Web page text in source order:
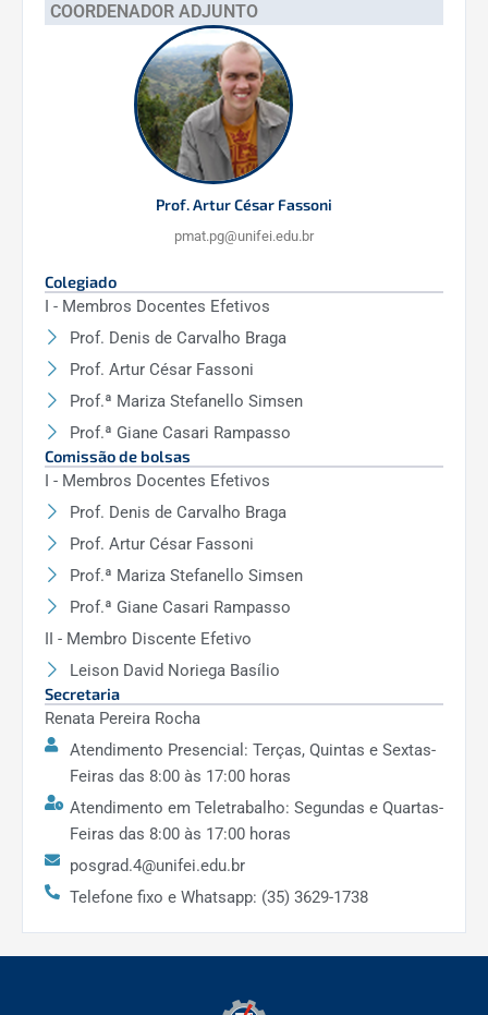
COORDENADOR ADJUNTO
Prof. Artur César Fassoni
pmat.pg@unifei.edu.br
Colegiado
I - Membros Docentes Efetivos
Prof. Denis de Carvalho Braga
Prof. Artur César Fassoni
Prof.ª Mariza Stefanello Simsen
Prof.ª Giane Casari Rampasso
Comissão de bolsas
I - Membros Docentes Efetivos
Prof. Denis de Carvalho Braga
Prof. Artur César Fassoni
Prof.ª Mariza Stefanello Simsen
Prof.ª Giane Casari Rampasso
II - Membro Discente Efetivo
Leison David Noriega Basílio
Secretaria
Renata Pereira Rocha
Atendimento Presencial: Terças, Quintas e Sextas-
Feiras das 8:00 às 17:00 horas
Atendimento em Teletrabalho: Segundas e Quartas-
Feiras das 8:00 às 17:00 horas
posgrad.4@unifei.edu.br
Telefone fixo e Whatsapp: (35) 3629-1738